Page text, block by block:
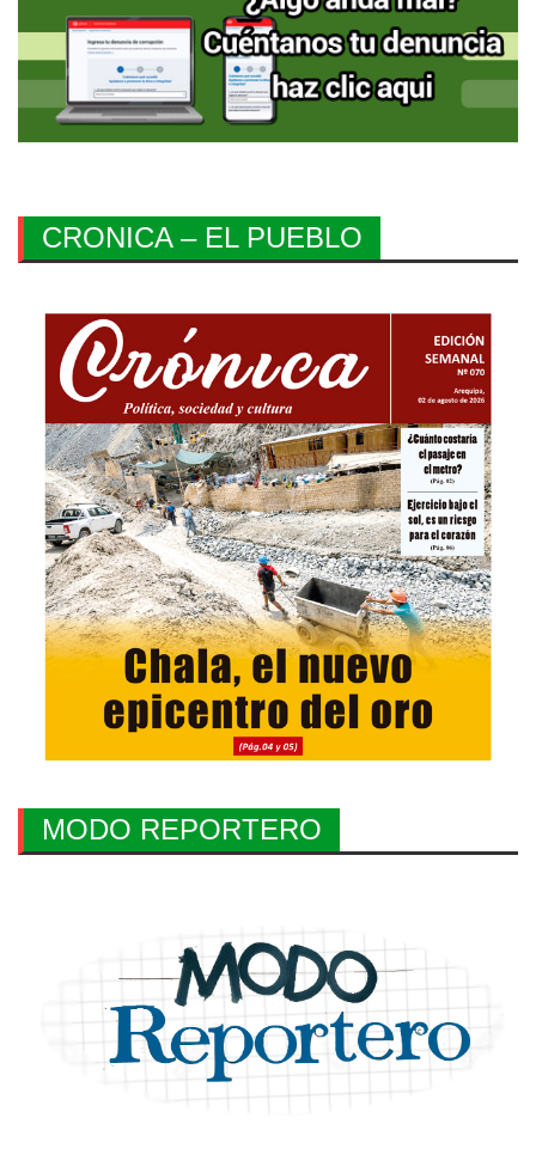
CRONICA – EL PUEBLO
MODO REPORTERO